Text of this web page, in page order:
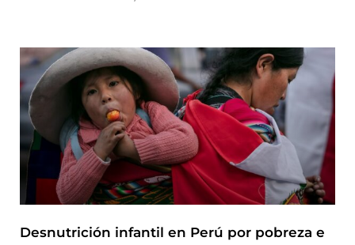
Desnutrición infantil en Perú por pobreza e